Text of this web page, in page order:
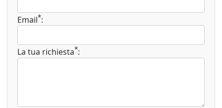
Email*:
La tua richiesta*: